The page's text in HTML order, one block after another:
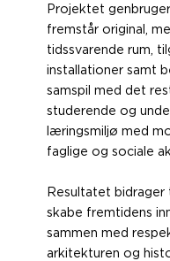
Projektet
fremstår original,
tidssvarende rum,
installationer samt
samspil med det
studerende og
læringsmiljø med
faglige og sociale
Resultatet bidrager
skabe fremtidens
sammen med
arkitekturen og